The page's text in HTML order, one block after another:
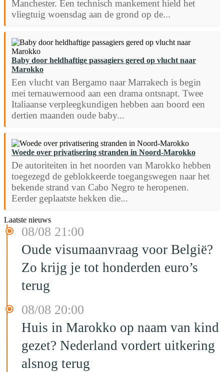
Manchester. Een technisch mankement hield het
vliegtuig woensdag aan de grond op de...
Baby door heldhaftige passagiers gered op vlucht naar
Marokko
Een vlucht van Bergamo naar Marrakech is begin
mei ternauwernood aan een drama ontsnapt. Twee
Italiaanse verpleegkundigen hebben aan boord een
dertien maanden oude baby...
Woede over privatisering stranden in Noord-Marokko
De autoriteiten in het noorden van Marokko hebben
toegezegd de geblokkeerde toegangswegen naar het
bekende strand van Cabo Negro te heropenen.
Eerder geplaatste hekken die...
Laatste nieuws
08/08 21:00
Oude visumaanvraag voor België?
Zo krijg je tot honderden euro’s
terug
08/08 20:00
Huis in Marokko op naam van kind
gezet? Nederland vordert uitkering
alsnog terug